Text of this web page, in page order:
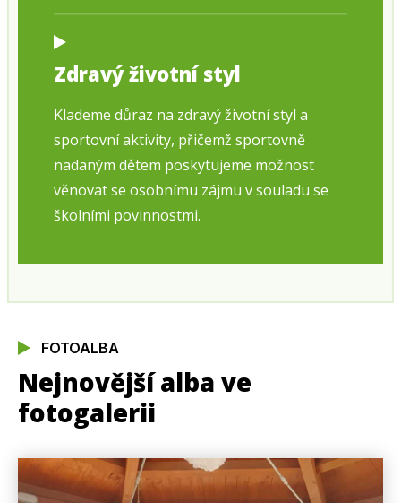
Zdravý životní styl
Klademe důraz na zdravý životní styl a
sportovní aktivity, přičemž sportovně
nadaným dětem poskytujeme možnost
věnovat se osobnímu zájmu v souladu se
školními povinnostmi.
FOTOALBA
Nejnovější alba ve
fotogalerii